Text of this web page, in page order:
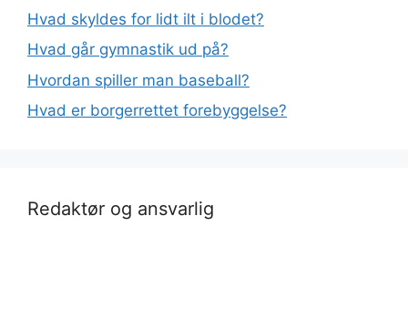
Hvad skyldes for lidt ilt i blodet?
Hvad går gymnastik ud på?
Hvordan spiller man baseball?
Hvad er borgerrettet forebyggelse?
Redaktør og ansvarlig